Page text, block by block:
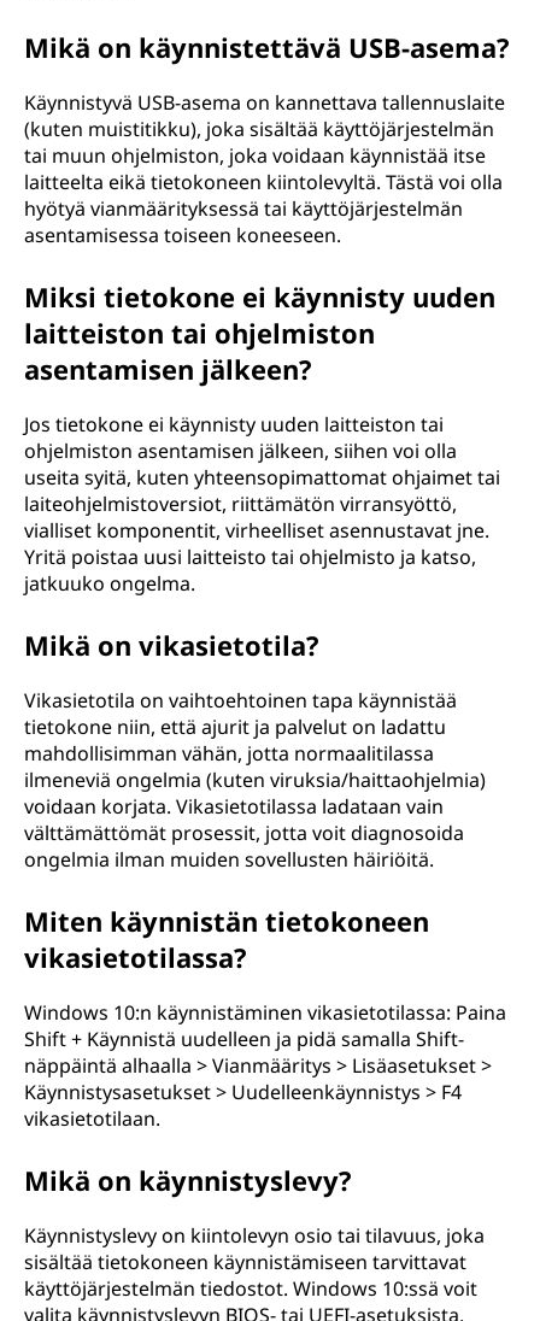
Mikä on käynnistettävä USB-asema?
Käynnistyvä USB-asema on kannettava tallennuslaite
(kuten muistitikku), joka sisältää käyttöjärjestelmän
tai muun ohjelmiston, joka voidaan käynnistää itse
laitteelta eikä tietokoneen kiintolevyltä. Tästä voi olla
hyötyä vianmäärityksessä tai käyttöjärjestelmän
asentamisessa toiseen koneeseen.
Miksi tietokone ei käynnisty uuden
laitteiston tai ohjelmiston
asentamisen jälkeen?
Jos tietokone ei käynnisty uuden laitteiston tai
ohjelmiston asentamisen jälkeen, siihen voi olla
useita syitä, kuten yhteensopimattomat ohjaimet tai
laiteohjelmistoversiot, riittämätön virransyöttö,
vialliset komponentit, virheelliset asennustavat jne.
Yritä poistaa uusi laitteisto tai ohjelmisto ja katso,
jatkuuko ongelma.
Mikä on vikasietotila?
Vikasietotila on vaihtoehtoinen tapa käynnistää
tietokone niin, että ajurit ja palvelut on ladattu
mahdollisimman vähän, jotta normaalitilassa
ilmeneviä ongelmia (kuten viruksia/haittaohjelmia)
voidaan korjata. Vikasietotilassa ladataan vain
välttämättömät prosessit, jotta voit diagnosoida
ongelmia ilman muiden sovellusten häiriöitä.
Miten käynnistän tietokoneen
vikasietotilassa?
Windows 10:n käynnistäminen vikasietotilassa: Paina
Shift + Käynnistä uudelleen ja pidä samalla Shift-
näppäintä alhaalla > Vianmääritys > Lisäasetukset >
Käynnistysasetukset > Uudelleenkäynnistys > F4
vikasietotilaan.
Mikä on käynnistyslevy?
Käynnistyslevy on kiintolevyn osio tai tilavuus, joka
sisältää tietokoneen käynnistämiseen tarvittavat
käyttöjärjestelmän tiedostot. Windows 10:ssä voit
valita käynnistyslevyn BIOS- tai UEFI-asetuksista.